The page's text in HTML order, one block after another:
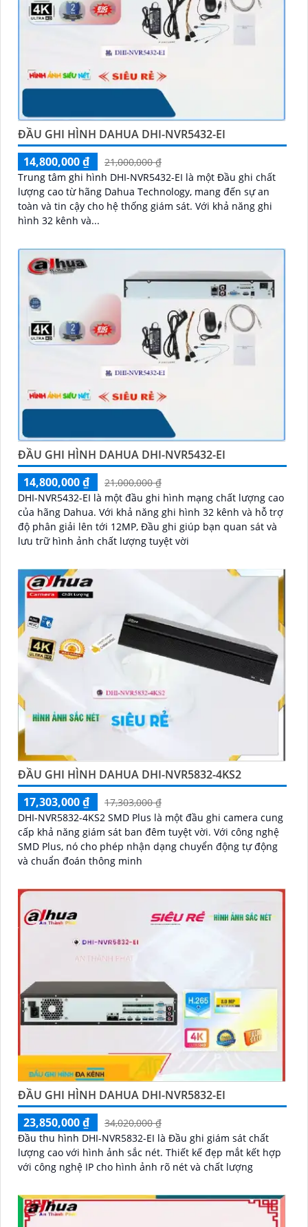
ĐẦU GHI HÌNH DAHUA DHI-NVR5432-EI
14,800,000 ₫
21,000,000 ₫
Trung tâm ghi hình DHI-NVR5432-EI là một Đầu ghi chất
lượng cao từ hãng Dahua Technology, mang đến sự an
toàn và tin cậy cho hệ thống giám sát. Với khả năng ghi
hình 32 kênh và...
ĐẦU GHI HÌNH DAHUA DHI-NVR5432-EI
14,800,000 ₫
21,000,000 ₫
DHI-NVR5432-EI là một đầu ghi hình mạng chất lượng cao
của hãng Dahua. Với khả năng ghi hình 32 kênh và hỗ trợ
độ phân giải lên tới 12MP, Đầu ghi giúp bạn quan sát và
lưu trữ hình ảnh chất lượng tuyệt vời
ĐẦU GHI HÌNH DAHUA DHI-NVR5832-4KS2
17,303,000 ₫
17,303,000 ₫
DHI-NVR5832-4KS2 SMD Plus là một đầu ghi camera cung
cấp khả năng giám sát ban đêm tuyệt vời. Với công nghệ
SMD Plus, nó cho phép nhận dạng chuyển động tự động
và chuẩn đoán thông minh
ĐẦU GHI HÌNH DAHUA DHI-NVR5832-EI
23,850,000 ₫
34,020,000 ₫
Đầu thu hình DHI-NVR5832-EI là Đầu ghi giám sát chất
lượng cao với hình ảnh sắc nét. Thiết kế đẹp mắt kết hợp
với công nghệ IP cho hình ảnh rõ nét và chất lượng